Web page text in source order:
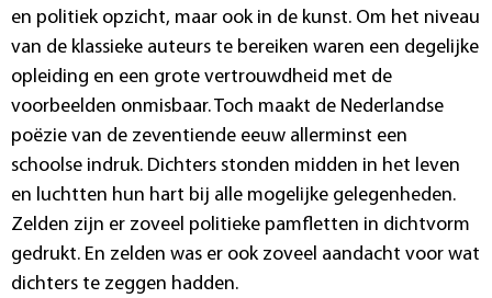
en politiek opzicht, maar ook in de kunst. Om het niveau
van de klassieke auteurs te bereiken waren een degelijke
opleiding en een grote vertrouwdheid met de
voorbeelden onmisbaar. Toch maakt de Nederlandse
poëzie van de zeventiende eeuw allerminst een
schoolse indruk. Dichters stonden midden in het leven
en luchtten hun hart bij alle mogelijke gelegenheden.
Zelden zijn er zoveel politieke pamfletten in dichtvorm
gedrukt. En zelden was er ook zoveel aandacht voor wat
dichters te zeggen hadden.